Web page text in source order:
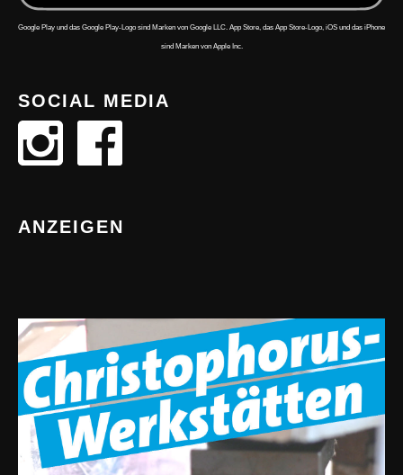
Google Play und das Google Play-Logo sind Marken von Google LLC. App Store, das App Store-Logo, iOS und das iPhone
sind Marken von Apple Inc.
SOCIAL MEDIA
ANZEIGEN